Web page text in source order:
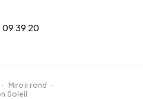
09 39 20
· Miroir rond
·
Soleil